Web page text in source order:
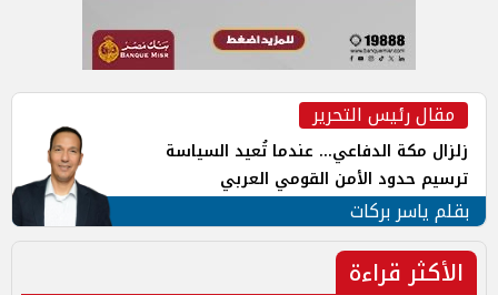
مقال رئيس التحرير
زلزال مكة الدفاعي... عندما تُعيد السياسة
ترسيم حدود الأمن القومي العربي
بقلم ياسر بركات
الأكثر قراءة